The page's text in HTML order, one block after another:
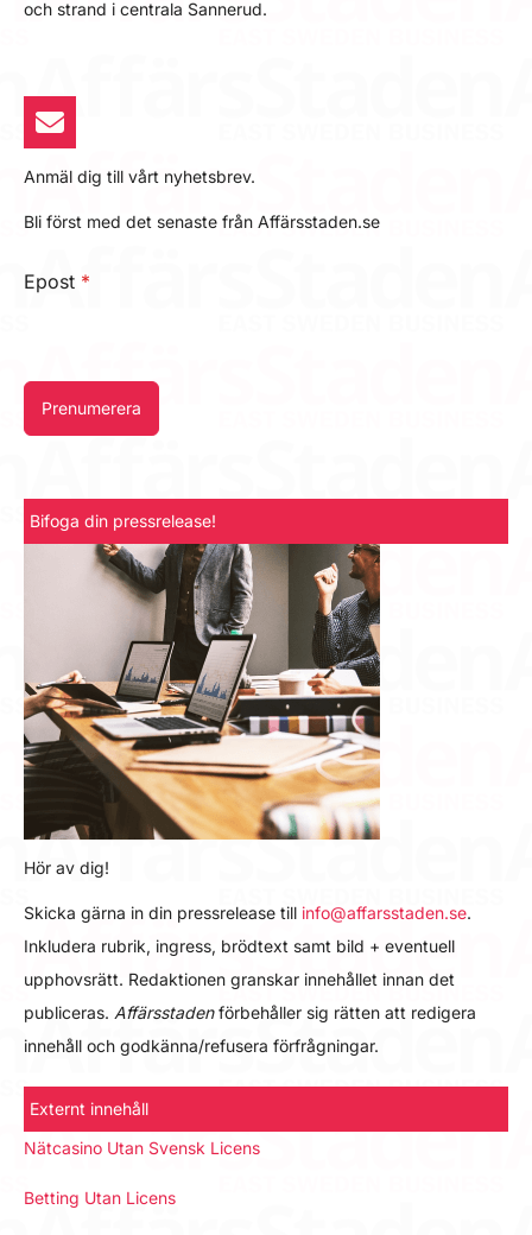
och strand i centrala Sannerud.
Anmäl dig till vårt nyhetsbrev.
Bli först med det senaste från Affärsstaden.se
Epost *
Prenumerera
Bifoga din pressrelease!
Hör av dig!
Skicka gärna in din pressrelease till info@affarsstaden.se.
Inkludera rubrik, ingress, brödtext samt bild + eventuell
upphovsrätt. Redaktionen granskar innehållet innan det
publiceras. Affärsstadenförbehåller sig rätten att redigera
innehåll och godkänna/refusera förfrågningar.
Externt innehåll
Nätcasino Utan Svensk Licens
Betting Utan Licens